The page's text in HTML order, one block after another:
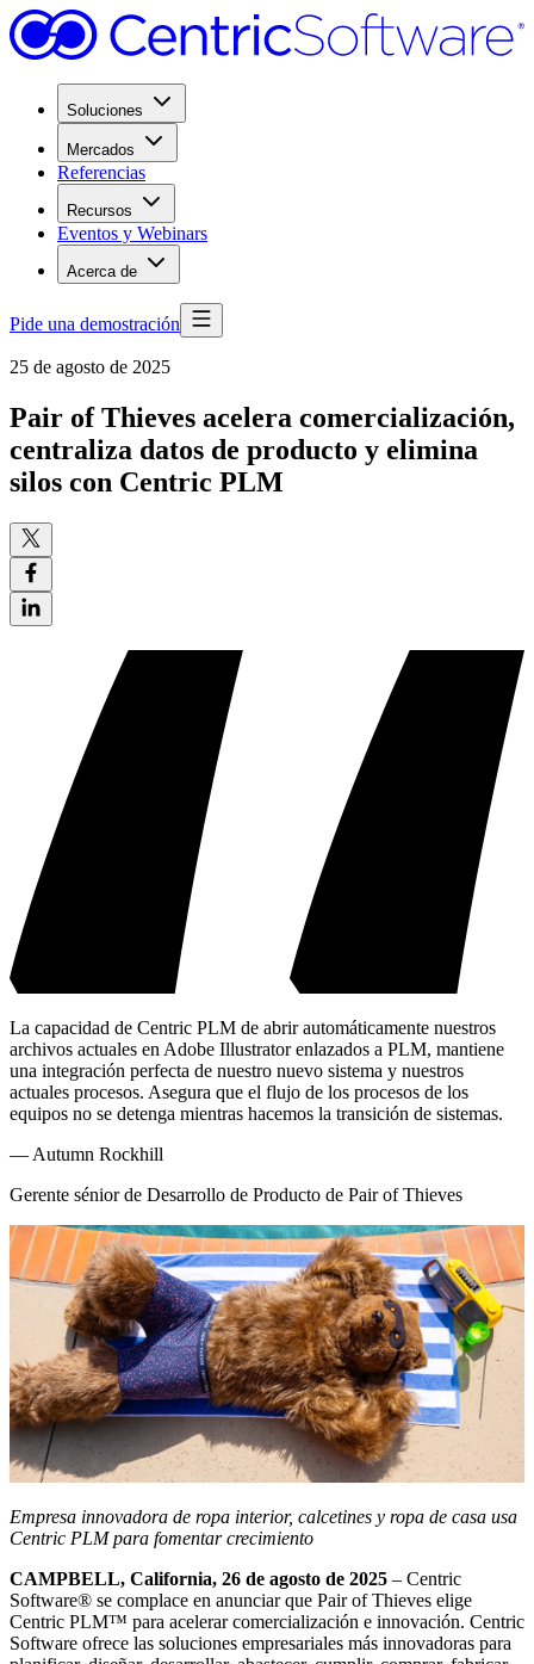
Soluciones
Mercados
Referencias
Recursos
Eventos y Webinars
Acerca de
Pide una demostración
25 de agosto de 2025
Pair of Thieves acelera comercialización,
centraliza datos de producto y elimina
silos con Centric PLM
La capacidad de Centric PLM de abrir automáticamente nuestros
archivos actuales en Adobe Illustrator enlazados a PLM, mantiene
una integración perfecta de nuestro nuevo sistema y nuestros
actuales procesos. Asegura que el flujo de los procesos de los
equipos no se detenga mientras hacemos la transición de sistemas.
— Autumn Rockhill
Gerente sénior de Desarrollo de Producto de Pair of Thieves
Empresa innovadora de ropa interior, calcetines y ropa de casa usa
Centric PLM para fomentar crecimiento
CAMPBELL, California, 26 de agosto de 2025 – Centric
Software® se complace en anunciar que Pair of Thieves elige
Centric PLM™ para acelerar comercialización e innovación. Centric
Software ofrece las soluciones empresariales más innovadoras para